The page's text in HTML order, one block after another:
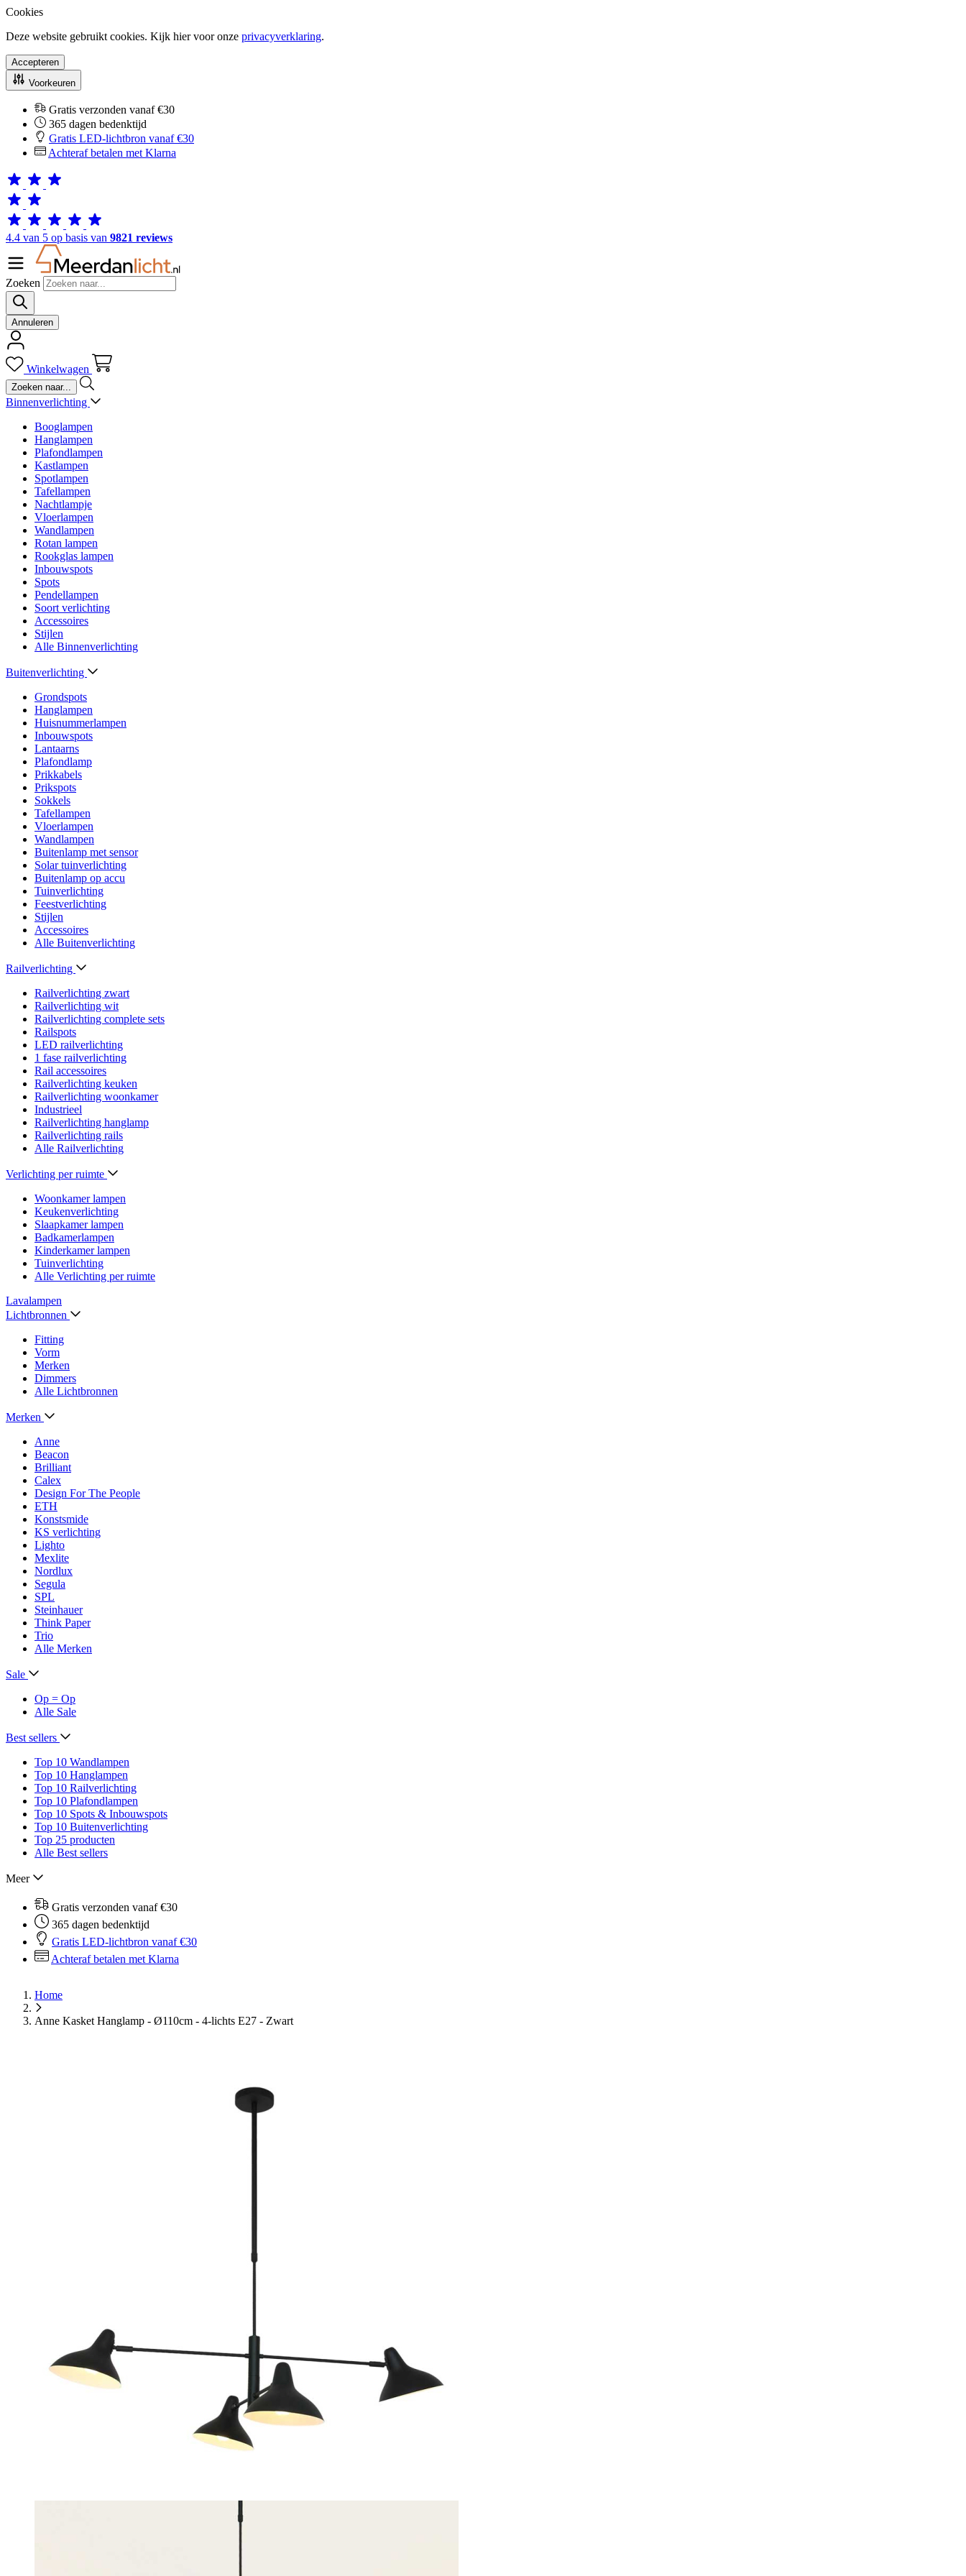
Cookies
Deze website gebruikt cookies. Kijk hier voor onze privacyverklaring.
Accepteren
Voorkeuren
Gratis verzonden vanaf €30
365 dagen bedenktijd
Gratis LED-lichtbron vanaf €30
Achteraf betalen met Klarna
4.4 van 5 op basis van 9821 reviews
Zoeken
Annuleren
Winkelwagen
Binnenverlichting
Booglampen
Hanglampen
Plafondlampen
Kastlampen
Spotlampen
Tafellampen
Nachtlampje
Vloerlampen
Wandlampen
Rotan lampen
Rookglas lampen
Inbouwspots
Spots
Pendellampen
Soort verlichting
Accessoires
Stijlen
Alle Binnenverlichting
Buitenverlichting
Grondspots
Hanglampen
Huisnummerlampen
Inbouwspots
Lantaarns
Plafondlamp
Prikkabels
Prikspots
Sokkels
Tafellampen
Vloerlampen
Wandlampen
Buitenlamp met sensor
Solar tuinverlichting
Buitenlamp op accu
Tuinverlichting
Feestverlichting
Stijlen
Accessoires
Alle Buitenverlichting
Railverlichting
Railverlichting zwart
Railverlichting wit
Railverlichting complete sets
Railspots
LED railverlichting
1 fase railverlichting
Rail accessoires
Railverlichting keuken
Railverlichting woonkamer
Industrieel
Railverlichting hanglamp
Railverlichting rails
Alle Railverlichting
Verlichting per ruimte
Woonkamer lampen
Keukenverlichting
Slaapkamer lampen
Badkamerlampen
Kinderkamer lampen
Tuinverlichting
Alle Verlichting per ruimte
Lavalampen
Lichtbronnen
Fitting
Vorm
Merken
Dimmers
Alle Lichtbronnen
Merken
Anne
Beacon
Brilliant
Calex
Design For The People
ETH
Konstsmide
KS verlichting
Lighto
Mexlite
Nordlux
Segula
SPL
Steinhauer
Think Paper
Trio
Alle Merken
Sale
Op = Op
Alle Sale
Best sellers
Top 10 Wandlampen
Top 10 Hanglampen
Top 10 Railverlichting
Top 10 Plafondlampen
Top 10 Spots & Inbouwspots
Top 10 Buitenverlichting
Top 25 producten
Alle Best sellers
Meer
Gratis verzonden vanaf €30
365 dagen bedenktijd
Gratis LED-lichtbron vanaf €30
Achteraf betalen met Klarna
Home
Anne Kasket Hanglamp - Ø110cm - 4-lichts E27 - Zwart